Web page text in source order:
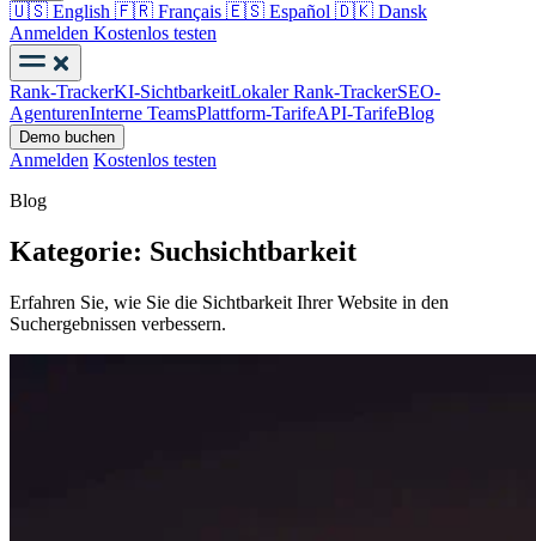
🇺🇸 English 🇫🇷 Français 🇪🇸 Español 🇩🇰 Dansk
Anmelden Kostenlos testen
Rank-TrackerKI-SichtbarkeitLokaler Rank-TrackerSEO-
AgenturenInterne TeamsPlattform-TarifeAPI-TarifeBlog
Demo buchen
Anmelden Kostenlos testen
Blog
Kategorie: Suchsichtbarkeit
Erfahren Sie, wie Sie die Sichtbarkeit Ihrer Website in den
Suchergebnissen verbessern.